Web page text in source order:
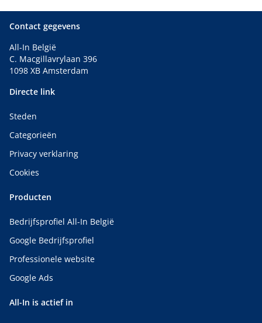
Contact gegevens
All-In België
C. Macgillavrylaan 396
1098 XB Amsterdam
Directe link
Steden
Categorieën
Privacy verklaring
Cookies
Producten
Bedrijfsprofiel All-In België
Google Bedrijfsprofiel
Professionele website
Google Ads
All-In is actief in